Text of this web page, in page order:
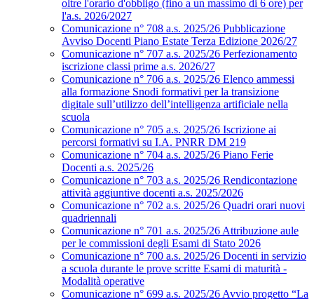
oltre l'orario d'obbligo (fino a un massimo di 6 ore) per
l'a.s. 2026/2027
Comunicazione n° 708 a.s. 2025/26 Pubblicazione
Avviso Docenti Piano Estate Terza Edizione 2026/27
Comunicazione n° 707 a.s. 2025/26 Perfezionamento
iscrizione classi prime a.s. 2026/27
Comunicazione n° 706 a.s. 2025/26 Elenco ammessi
alla formazione Snodi formativi per la transizione
digitale sull’utilizzo dell’intelligenza artificiale nella
scuola
Comunicazione n° 705 a.s. 2025/26 Iscrizione ai
percorsi formativi su I.A. PNRR DM 219
Comunicazione n° 704 a.s. 2025/26 Piano Ferie
Docenti a.s. 2025/26
Comunicazione n° 703 a.s. 2025/26 Rendicontazione
attività aggiuntive docenti a.s. 2025/2026
Comunicazione n° 702 a.s. 2025/26 Quadri orari nuovi
quadriennali
Comunicazione n° 701 a.s. 2025/26 Attribuzione aule
per le commissioni degli Esami di Stato 2026
Comunicazione n° 700 a.s. 2025/26 Docenti in servizio
a scuola durante le prove scritte Esami di maturità -
Modalità operative
Comunicazione n° 699 a.s. 2025/26 Avvio progetto “La